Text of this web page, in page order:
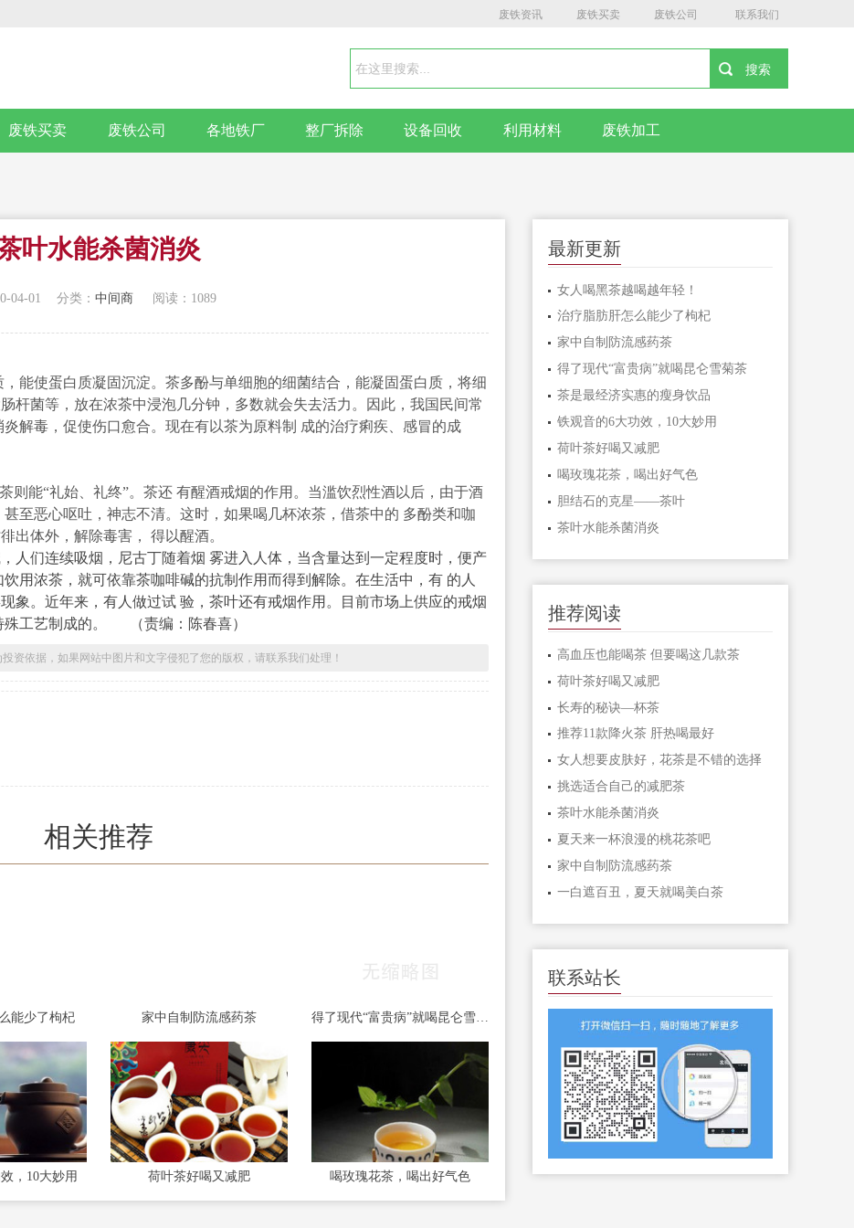
废铁资讯 废铁买卖 废铁公司 联系我们
废铁买卖 废铁公司 各地铁厂 整厂拆除 设备回收 利用材料 废铁加工
叶水能杀菌消炎
04-01 分类： 中间商 阅读：1089
使蛋白质凝固沉淀。茶多酚与单细胞的细菌结合，能凝固蛋白质，将细
杆菌等，放在浓茶中浸泡几分钟，多数就会失去活力。因此，我国民间常
解毒，促使伤口愈合。现在有以茶为原料制 成的治疗痢疾、感冒的成
能“礼始、礼终”。茶还 有醒酒戒烟的作用。当滥饮烈性酒以后，由于酒
至恶心呕吐，神志不清。这时，如果喝几杯浓茶，借茶中的 多酚类和咖
出体外，解除毒害， 得以醒酒。
们连续吸烟，尼古丁随着烟 雾进入人体，当含量达到一定程度时，便产
用浓茶，就可依靠茶咖啡碱的抗制作用而得到解除。在生活中，有 的人
象。近年来，有人做过试 验，茶叶还有戒烟作用。目前市场上供应的戒烟
工艺制成的。
（责编：陈春喜）
资依据，如果网站中图片和文字侵犯了您的版权，请联系我们处理！
相关推荐
能少了枸杞 家中自制防流感药茶 得了现代“富贵病”就喝昆仑雪菊茶
，10大妙用 荷叶茶好喝又减肥 喝玫瑰花茶，喝出好气色
最新更新
女人喝黑茶越喝越年轻！
治疗脂肪肝怎么能少了枸杞
家中自制防流感药茶
得了现代“富贵病”就喝昆仑雪菊茶
茶是最经济实惠的瘦身饮品
铁观音的6大功效，10大妙用
荷叶茶好喝又减肥
喝玫瑰花茶，喝出好气色
胆结石的克星——茶叶
茶叶水能杀菌消炎
推荐阅读
高血压也能喝茶 但要喝这几款茶
荷叶茶好喝又减肥
长寿的秘诀—杯茶
推荐11款降火茶 肝热喝最好
女人想要皮肤好，花茶是不错的选择
挑选适合自己的减肥茶
茶叶水能杀菌消炎
夏天来一杯浪漫的桃花茶吧
家中自制防流感药茶
一白遮百丑，夏天就喝美白茶
联系站长